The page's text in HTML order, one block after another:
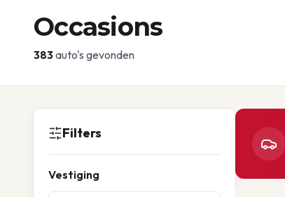
Occasions
383auto's gevonden
Filters
Vestiging